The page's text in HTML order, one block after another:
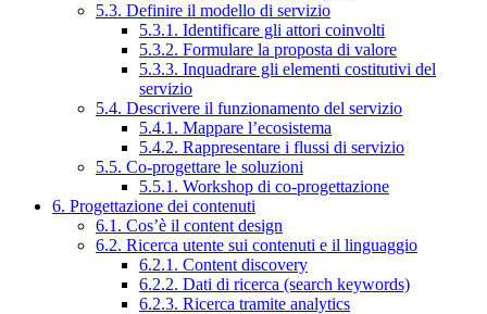
5.3. Definire il modello di servizio
5.3.1. Identificare gli attori coinvolti
5.3.2. Formulare la proposta di valore
5.3.3. Inquadrare gli elementi costitutivi del
servizio
5.4. Descrivere il funzionamento del servizio
5.4.1. Mappare l’ecosistema
5.4.2. Rappresentare i flussi di servizio
5.5. Co-progettare le soluzioni
5.5.1. Workshop di co-progettazione
6. Progettazione dei contenuti
6.1. Cos’è il content design
6.2. Ricerca utente sui contenuti e il linguaggio
6.2.1. Content discovery
6.2.2. Dati di ricerca (search keywords)
6.2.3. Ricerca tramite analytics